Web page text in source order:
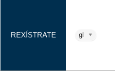
REXÍSTRATE gl